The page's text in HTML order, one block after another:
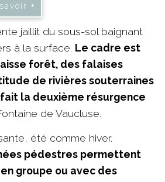
+
jaillit du sous-sol baignant
à la surface. Le cadre est
forêt, des falaises
de rivières souterraines
fait la deuxième résurgence
de Vaucluse.
été comme hiver.
pédestres permettent
groupe ou avec des